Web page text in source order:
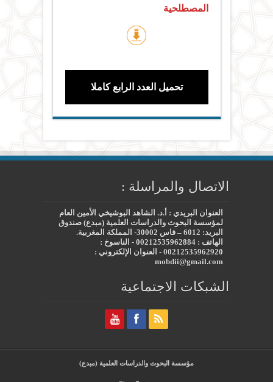
المصطلحية
تحميل العدد الرابع كاملا
الاتصال والمراسلة :
العنوان البريدي : أ.د. الشاهد البوشيخي الأمين العام
لمؤسسة البحوث والدراسات العلمية (مبدع) صندوق
البريد: 6012 – فاس 30002- المملكة المغربية.
الهاتف : 00212535962884 - الناسوخ :
00212535962920 - العنوان الإلكتروني :
mobdii@gmail.com
الشبكات الاجتماعية
مؤسسة البحوث والدراسات العلمية (مبدع)